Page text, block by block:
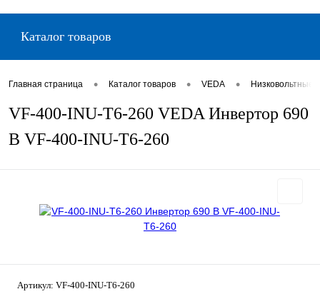
Каталог товаров
Главная страница • Каталог товаров • VEDA •
VF-400-INU-T6-260 VEDA Инвертор 690
В VF-400-INU-T6-260
Артикул: VF-400-INU-T6-260